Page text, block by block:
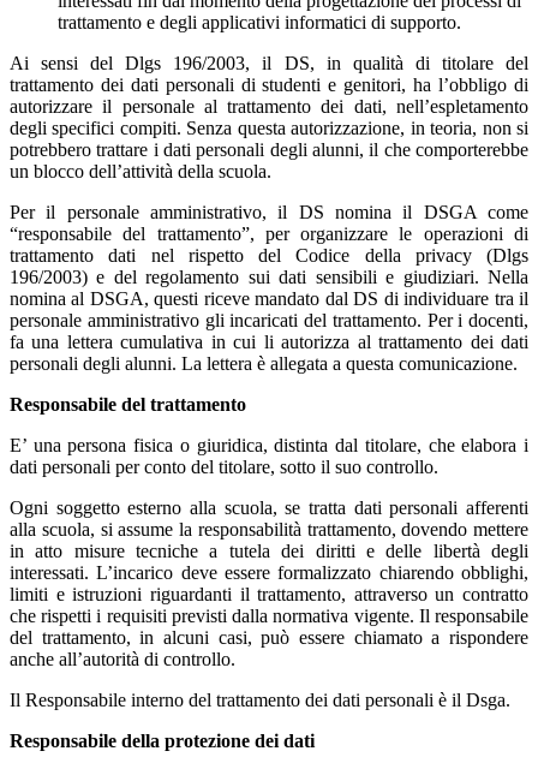
trattamento e degli applicativi informatici di supporto.
Ai sensi del Dlgs 196/2003, il DS, in qualità di titolare del
trattamento dei dati personali di studenti e genitori, ha l’obbligo di
autorizzare il personale al trattamento dei dati, nell’espletamento
degli specifici compiti. Senza questa autorizzazione, in teoria, non si
potrebbero trattare i dati personali degli alunni, il che comporterebbe
un blocco dell’attività della scuola.
Per il personale amministrativo, il DS nomina il DSGA come
“responsabile del trattamento”, per organizzare le operazioni di
trattamento dati nel rispetto del Codice della privacy (Dlgs
196/2003) e del regolamento sui dati sensibili e giudiziari. Nella
nomina al DSGA, questi riceve mandato dal DS di individuare tra il
personale amministrativo gli incaricati del trattamento. Per i docenti,
fa una lettera cumulativa in cui li autorizza al trattamento dei dati
personali degli alunni. La lettera è allegata a questa comunicazione.
Responsabile del trattamento
E’ una persona fisica o giuridica, distinta dal titolare, che elabora i
dati personali per conto del titolare, sotto il suo controllo.
Ogni soggetto esterno alla scuola, se tratta dati personali afferenti
alla scuola, si assume la responsabilità trattamento, dovendo mettere
in atto misure tecniche a tutela dei diritti e delle libertà degli
interessati. L’incarico deve essere formalizzato chiarendo obblighi,
limiti e istruzioni riguardanti il trattamento, attraverso un contratto
che rispetti i requisiti previsti dalla normativa vigente. Il responsabile
del trattamento, in alcuni casi, può essere chiamato a rispondere
anche all’autorità di controllo.
Il Responsabile interno del trattamento dei dati personali è il Dsga.
Responsabile della protezione dei dati